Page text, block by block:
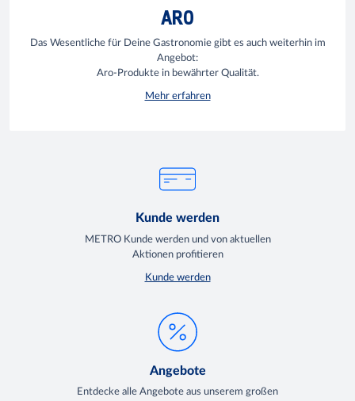
ARO
Das Wesentliche für Deine Gastronomie gibt es auch weiterhin im
Angebot:
Aro-Produkte in bewährter Qualität.
Mehr erfahren
Kunde werden
METRO Kunde werden und von aktuellen
Aktionen profitieren
Kunde werden
Angebote
Entdecke alle Angebote aus unserem großen